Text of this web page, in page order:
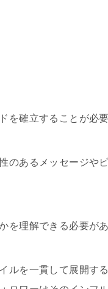
を確立することが必要
のあるメッセージや
を理解できる必要があ
ルを一貫して展開す